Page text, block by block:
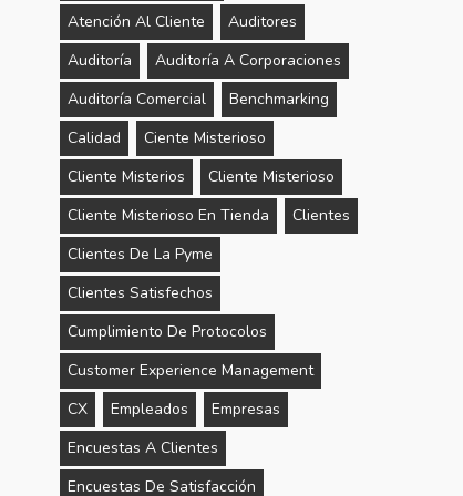
Atención Al Cliente
Auditores
Auditoría
Auditoría A Corporaciones
Auditoría Comercial
Benchmarking
Calidad
Ciente Misterioso
Cliente Misterios
Cliente Misterioso
Cliente Misterioso En Tienda
Clientes
Clientes De La Pyme
Clientes Satisfechos
Cumplimiento De Protocolos
Customer Experience Management
CX
Empleados
Empresas
Encuestas A Clientes
Encuestas De Satisfacción